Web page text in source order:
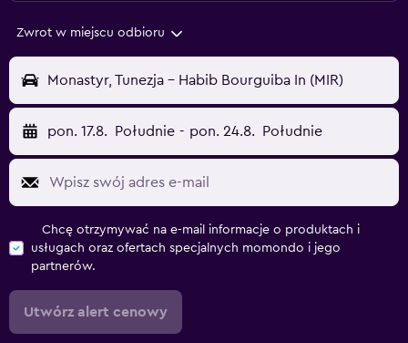
Zwrot w miejscu odbioru
Monastyr, Tunezja - Habib Bourguiba In (MIR)
pon. 17.8. Południe - pon. 24.8. Południe
Chcę otrzymywać na e-mail informacje o produktach i
usługach oraz ofertach specjalnych momondo i jego
partnerów.
Utwórz alert cenowy